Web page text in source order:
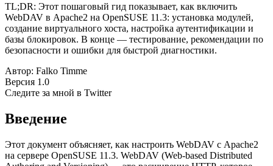
TL;DR: Этот пошаговый гид показывает, как включить
WebDAV в Apache2 на OpenSUSE 11.3: установка модулей,
создание виртуального хоста, настройка аутентификации и
базы блокировок. В конце — тестирование, рекомендации по
безопасности и ошибки для быстрой диагностики.
Автор: Falko Timme
Версия 1.0
Следите за мной в Twitter
Введение
Этот документ объясняет, как настроить WebDAV с Apache2
на сервере OpenSUSE 11.3. WebDAV (Web-based Distributed